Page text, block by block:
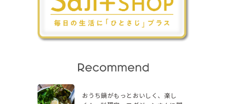
おうち鍋がもっとおいしく、楽し